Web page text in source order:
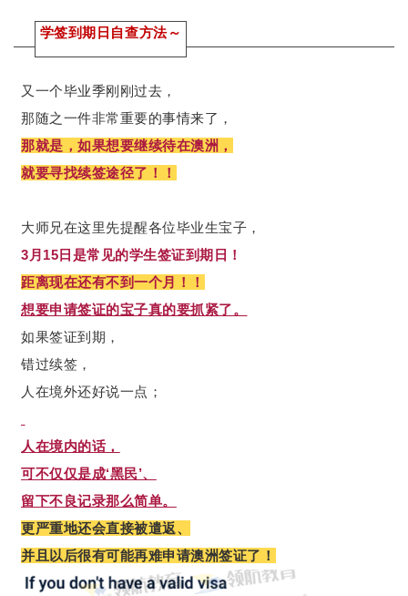
学签到期日自查方法～
又一个毕业季刚刚过去，
那随之一件非常重要的事情来了，
那就是，如果想要继续待在澳洲，
就要寻找续签途径了！！
大师兄在这里先提醒各位毕业生宝子，
3月15日是常见的学生签证到期日！
距离现在还有不到一个月！！
想要申请签证的宝子真的要抓紧了。
如果签证到期，
错过续签，
人在境外还好说一点；
人在境内的话，
可不仅仅是成‘黑民’、
留下不良记录那么简单。
更严重地还会直接被遣返、
并且以后很有可能再难申请澳洲签证了！